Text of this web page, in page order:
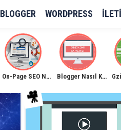
BLOGGER WORDPRESS
On-Page SEO Nedir? On-Page SEO Optimizasyonu! Blogger Nasıl Kapatılır?
🎥